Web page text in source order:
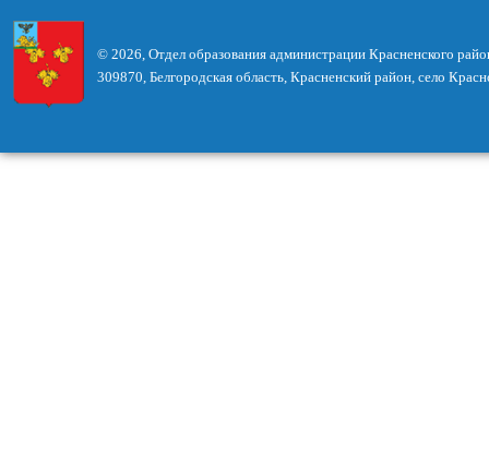
© 2026, Отдел образования администрации Красненского
309870, Белгородская область, Красненский район, село